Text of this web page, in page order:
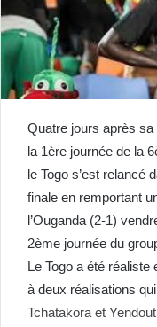
Quatre jours après
la 1ère journée de la
le Togo s’est relancé
finale en remportant
l’Ouganda (2-1)
2ème journée du
Le Togo a été réaliste
à deux réalisations
Tchatakora et